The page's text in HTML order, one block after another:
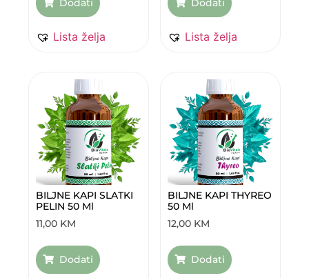
Dodati
Lista želja
Dodati
Lista želja
BILJNE KAPI SLATKI
PELIN 50 Ml
11,00 KM
Dodati
BILJNE KAPI THYREO
50 Ml
12,00 KM
Dodati